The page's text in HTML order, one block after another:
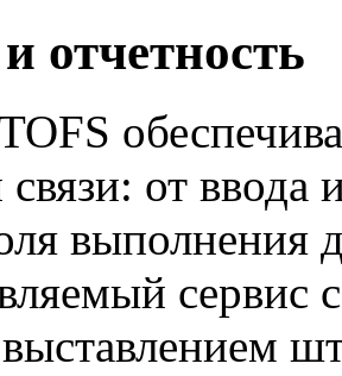
отчетность
связи: от
выполнения
сервис